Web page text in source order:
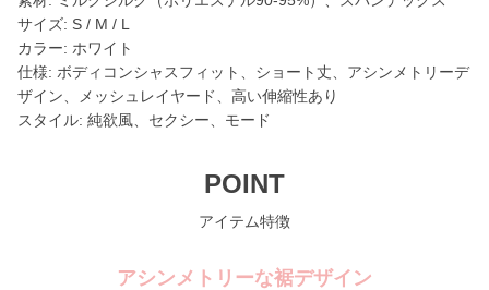
サイズ: S / M / L
カラー: ホワイト
仕様: ボディコンシャスフィット、ショート丈、アシンメトリーデ
ザイン、メッシュレイヤード、高い伸縮性あり
スタイル: 純欲風、セクシー、モード
POINT
アイテム特徴
アシンメトリーな裾デザイン